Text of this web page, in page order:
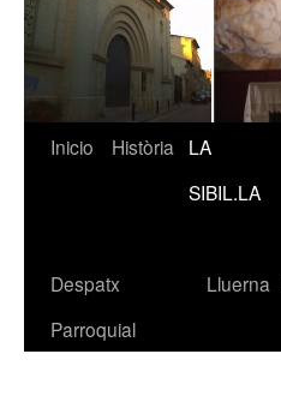
Inicio Història
LA
SIBIL.LA
Despatx
Parroquial
Lluerna